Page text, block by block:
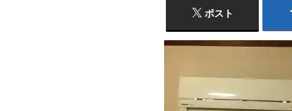
ポスト